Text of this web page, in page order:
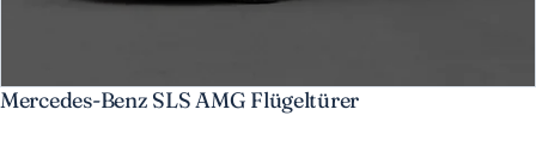
Mercedes-Benz SLS AMG Flügeltürer